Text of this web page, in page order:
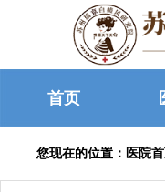
首页
您现在的位置： 医院